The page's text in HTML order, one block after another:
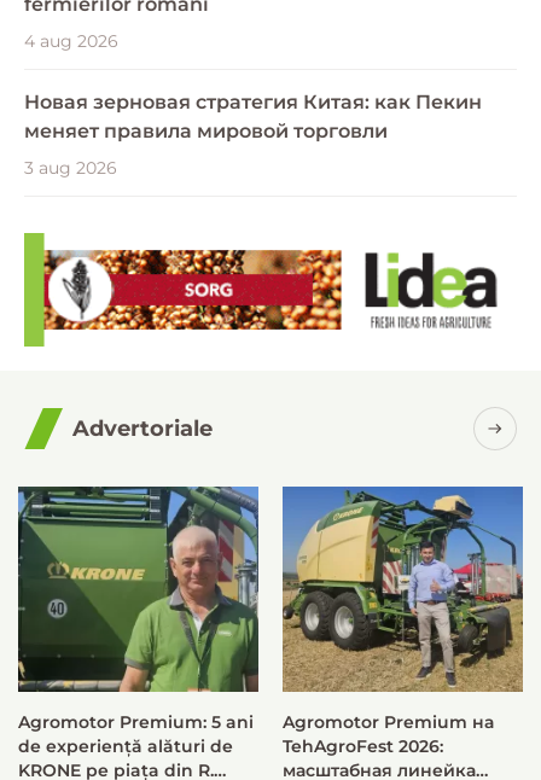
4 aug 2026
Новая зерновая стратегия Китая: как Пекин
меняет правила мировой торговли
3 aug 2026
Advertoriale
Agromotor Premium: 5 ani
de experiență alături de
KRONE pe piața din R.
Agromotor Premium на
TehAgroFest 2026:
масштабная линейка